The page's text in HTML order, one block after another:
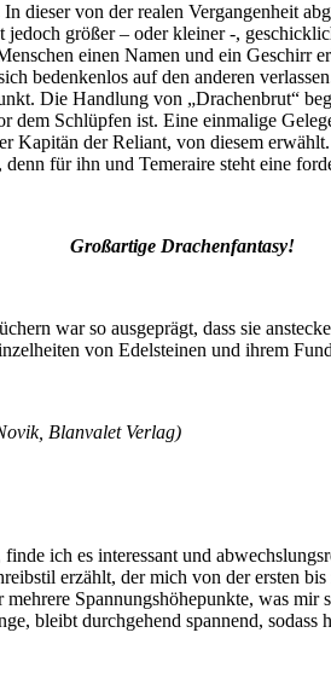
In dieser von der realen Vergangenheit
größer – oder kleiner -,
einen Namen und ein Geschirr
bedenkenlos auf den anderen
Die Handlung von „Drachenbrut“
Schlüpfen ist. Eine einmalige
der Reliant, von diesem
für ihn und Temeraire steht eine
Großartige Drachenfantasy!
war so ausgeprägt, dass sie
von Edelsteinen und ihrem
Blanvalet Verlag)
ich es interessant und
erzählt, der mich von der ersten
Spannungshöhepunkte, was mir
bleibt durchgehend spannend, sodass